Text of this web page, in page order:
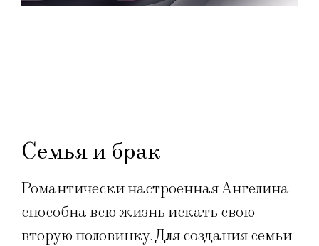
Семья и брак
Романтически настроенная Ангелина
способна всю жизнь искать свою
вторую половинку. Для создания семьи